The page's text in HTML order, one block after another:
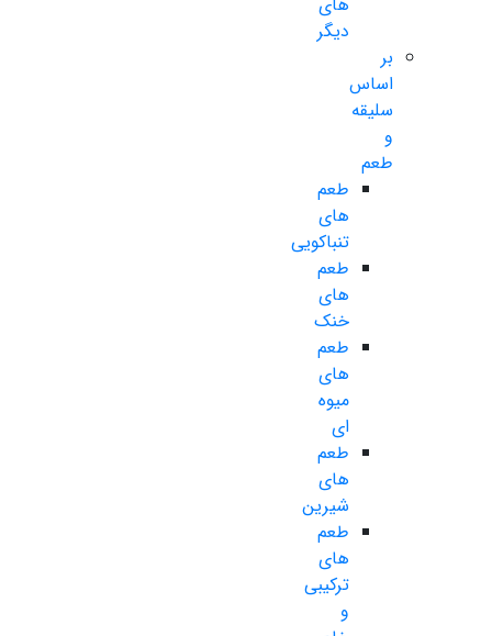
دیگر
بر
اساس
سلیقه
و
طعم
طعم
های
تنباکویی
طعم
های
خنک
طعم
های
میوه
ای
طعم
های
شیرین
طعم
های
ترکیبی
و